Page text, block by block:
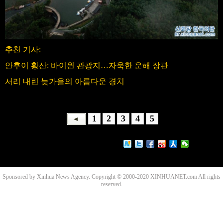
추천 기사:
안후이 황산: 바이윈 관광지…자욱한 운해 장관
서리 내린 늦가을의 아름다운 경치
1 2 3 4 5